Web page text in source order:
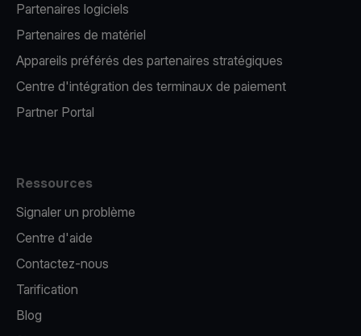
Partenaires logiciels
Partenaires de matériel
Appareils préférés des partenaires stratégiques
Centre d'intégration des terminaux de paiement
Partner Portal
Ressources
Signaler un problème
Centre d'aide
Contactez-nous
Tarification
Blog